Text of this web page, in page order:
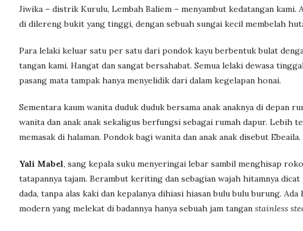
Jiwika – distrik Kurulu, Lembah Baliem – menyambut kedatangan
di dilereng bukit yang tinggi, dengan sebuah sungai kecil membelah
Para lelaki keluar satu per satu dari pondok kayu berbentuk bulat
tangan kami. Hangat dan sangat bersahabat. Semua lelaki dewasa
pasang mata tampak hanya menyelidik dari dalam kegelapan honai.
Sementara kaum wanita duduk duduk bersama anak anaknya di depan
wanita dan anak anak sekaligus berfungsi sebagai rumah dapur. Lebih
memasak di halaman. Pondok bagi wanita dan anak anak disebut Ebeaila.
Yali Mabel, sang kepala suku menyeringai lebar sambil menghisap
tatapannya tajam. Berambut keriting dan sebagian wajah hitamnya
dada, tanpa alas kaki dan kepalanya dihiasi hiasan bulu bulu burung.
modern yang melekat di badannya hanya sebuah jam tangan stainless